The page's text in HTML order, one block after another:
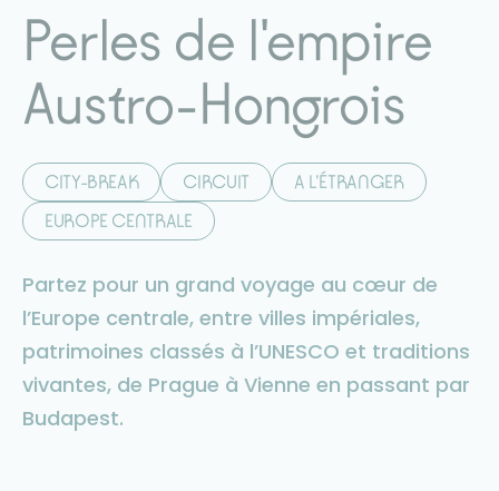
Perles de l'empire
Austro-Hongrois
CITY-BREAK CIRCUIT
A L'ÉTRANGER
EUROPE CENTRALE
Partez pour un grand voyage au cœur de
l’Europe centrale, entre villes impériales,
patrimoines classés à l’UNESCO et traditions
vivantes, de Prague à Vienne en passant par
Budapest.